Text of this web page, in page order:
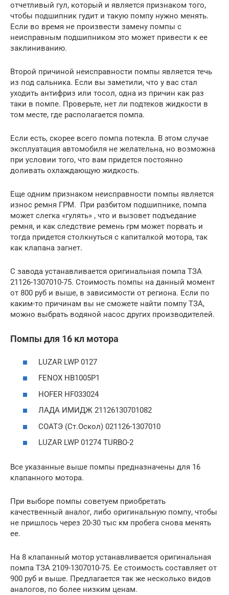
отчетливый гул, который и является признаком того,
чтобы подшипник гудит и такую помпу нужно менять.
Если во время не произвести замену помпы с
неисправным подшипником это может привести к ее
заклиниванию.
Второй причиной неисправности помпы является течь
из под сальника. Если вы заметили, что у вас стал
уходить антифриз или тосол, одна из причин как раз
таки в помпе. Проверьте, нет ли подтеков жидкости в
том месте, где располагается помпа.
Если есть, скорее всего помпа потекла. В этом случае
эксплуатация автомобиля не желательна, но возможна
при условии того, что вам придется постоянно
доливать охлаждающую жидкость.
Еще одним признаком неисправности помпы является
износ ремня ГРМ. При разбитом подшипнике, помпа
может слегка «гулять» , что и вызовет подъедание
ремня, и как следствие ремень грм может порвать и
тогда придется столкнуться с капиталкой мотора, так
как клапана загнет.
С завода устанавливается оригинальная помпа ТЗА
21126-1307010-75. Стоимость помпы на данный момент
от 800 руб и выше, в зависимости от региона. Если по
каким-то причинам вы не сможете найти помпу ТЗА,
можно выбрать водяной насос других производителей.
Помпы для 16 кл мотора
LUZAR LWP 0127
FENOX HB1005P1
HOFER HF033024
ЛАДА ИМИДЖ 21126130701082
СОАТЭ (Ст.Оскол) 021126-1307010
LUZAR LWP 01274 TURBO-2
Все указанные выше помпы предназначены для 16
клапанного мотора.
При выборе помпы советуем приобретать
качественный аналог, либо оригинальную помпу, чтобы
не пришлось через 20-30 тыс км пробега снова менять
ее.
На 8 клапанный мотор устанавливается оригинальная
помпа ТЗА 2109-1307010-75. Ее стоимость составляет от
900 руб и выше. Предлагается так же несколько видов
аналогов, по более низким ценам.